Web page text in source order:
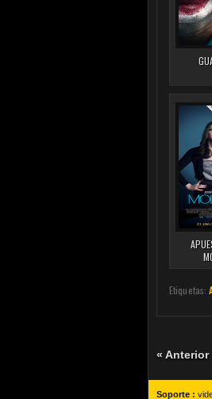
Etiquetas:
« Anterior
Soporte :